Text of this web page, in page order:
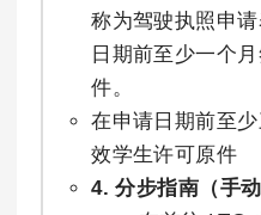
称为驾驶执照申
日期前至少一个
件。
在申请日期前至
效学生许可原件
4. 分步指南（手动